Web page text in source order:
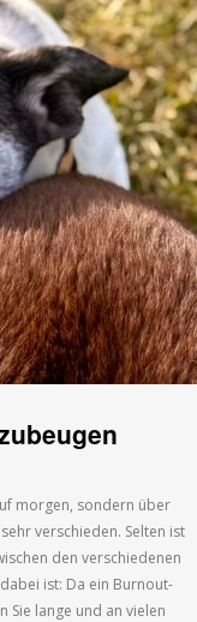
morgen, sondern über
verschieden. Selten ist
den verschiedenen
ist: Da ein Burnout-
Sie lange und an vielen